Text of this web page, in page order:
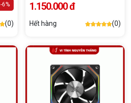
-6%
(0)
1.150.000 đ
Hết hàng (0)